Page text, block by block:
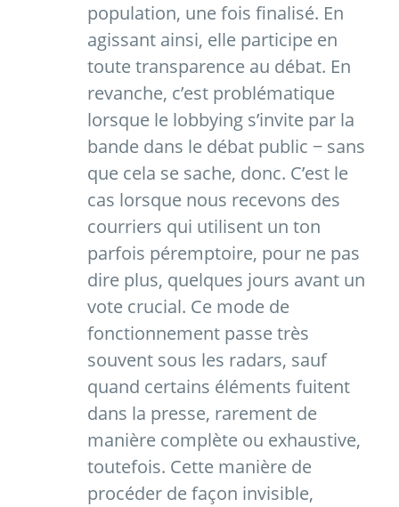
population, une fois finalisé. En
agissant ainsi, elle participe en
toute transparence au débat. En
revanche, c’est problématique
lorsque le lobbying s’invite par la
bande dans le débat public − sans
que cela se sache, donc. C’est le
cas lorsque nous recevons des
courriers qui utilisent un ton
parfois péremptoire, pour ne pas
dire plus, quelques jours avant un
vote crucial. Ce mode de
fonctionnement passe très
souvent sous les radars, sauf
quand certains éléments fuitent
dans la presse, rarement de
manière complète ou exhaustive,
toutefois. Cette manière de
procéder de façon invisible,